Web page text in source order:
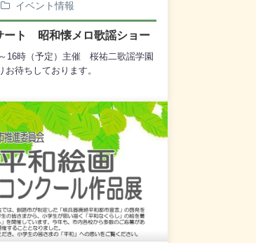
イベント情報
ート 昭和懐メロ歌謡ショー
16時（予定）主催 桜祐二歌謡学園
お待ちしております。